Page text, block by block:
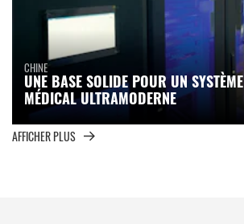
CHINE
UNE BASE SOLIDE POUR UN SYSTÈME
MÉDICAL ULTRAMODERNE
AFFICHER PLUS